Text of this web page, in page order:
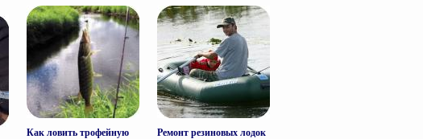
Как ловить трофейную
Ремонт резиновых лодок